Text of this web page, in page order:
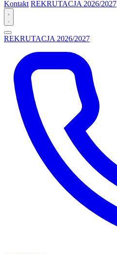
Kontakt REKRUTACJA 2026/2027
REKRUTACJA 2026/2027